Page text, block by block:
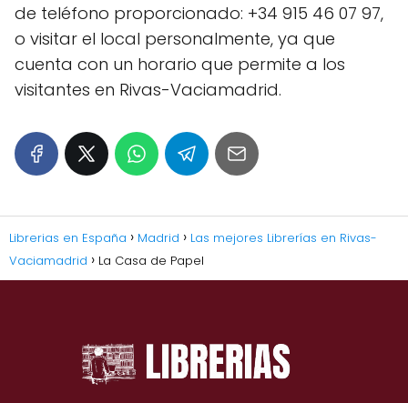
de teléfono proporcionado: +34 915 46 07 97,
o visitar el local personalmente, ya que
cuenta con un horario que permite a los
visitantes en Rivas-Vaciamadrid.
Librerias en España Madrid
Las mejores Librerías en Rivas-
Vaciamadrid
La Casa de Papel